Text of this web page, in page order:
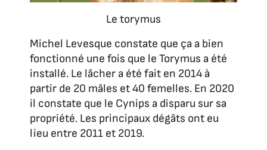
Le torymus
Michel Levesque constate que ça a bien
fonctionné une fois que le Torymus a été
installé. Le lâcher a été fait en 2014 à
partir de 20 mâles et 40 femelles. En 2020
il constate que le Cynips a disparu sur sa
propriété. Les principaux dégâts ont eu
lieu entre 2011 et 2019.